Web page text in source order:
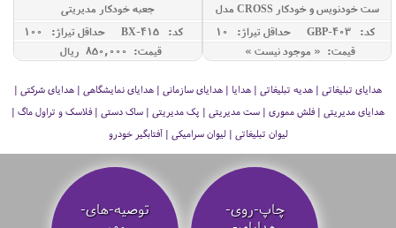
ست خودنویس و خودکار CROSS مدل
TOWNSEND
کد: GBP-403
حداقل تيراژ: 10
قیمت: « موجود نیست »
جعبه خودکار مدیریتی
کد: BX-415
حداقل تيراژ: 100
قیمت: 850,000 ريال
هدایای تبلیغاتی | هدیه تبلیغاتی | هدایا | هدایای سازمانی | هدایای نمایشگاهی | هدایای شرکتی |
هدایای مدیریتی | فلش مموری | ست مدیریتی | پک مدیریتی | ساک دستی | فلاسک و تراول ماگ |
لیوان تبلیغاتی | لیوان سرامیکی | آفتابگیر خودرو
چاپ-روی-
توصیه‌-های-